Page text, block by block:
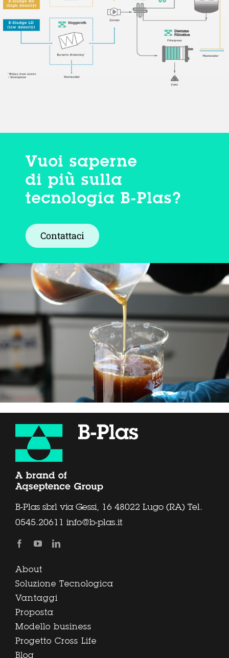
Vuoi saperne
di più sulla
tecnologia B-Plas?
Contattaci
B-Plas sbrl via Gessi, 16 48022 Lugo (RA) Tel.
0545.20611 info@b-plas.it
About
Soluzione Tecnologica
Vantaggi
Proposta
Modello business
Progetto Cross Life
Blog